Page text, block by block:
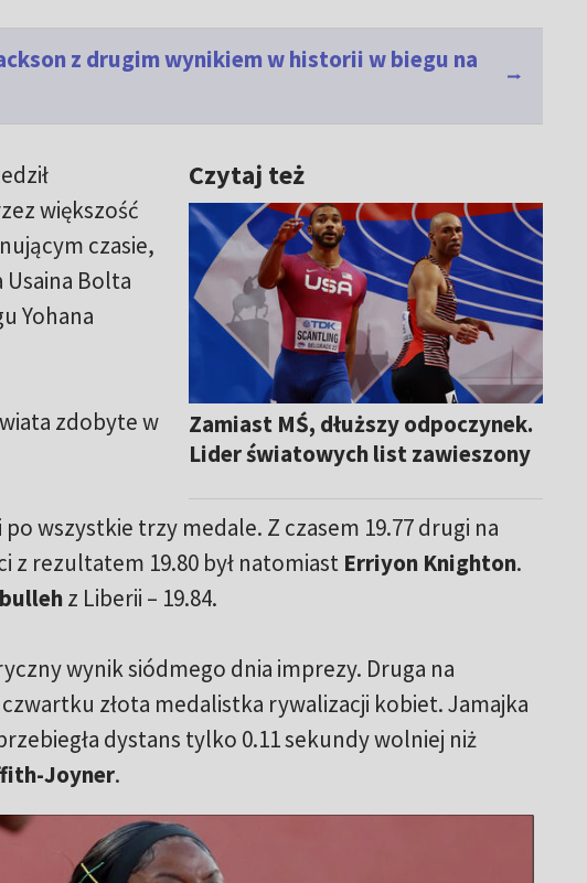
z drugim wynikiem w historii w biegu na
Czytaj też
Zamiast MŚ, dłuższy odpoczynek.
Lider światowych list zawieszony
większość
czasie,
Bolta
Yohana
zdobyte w
wszystkie trzy medale. Z czasem 19.77 drugi na
z rezultatem 19.80 był natomiast Erriyon Knighton.
z Liberii – 19.84.
wynik siódmego dnia imprezy. Druga na
złota medalistka rywalizacji kobiet. Jamajka
dystans tylko 0.11 sekundy wolniej niż
Joyner.